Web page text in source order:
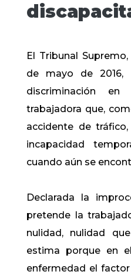
El Tribunal
de mayo de 2016,
discriminación
trabajadora que,
accidente de
incapacidad
cuando aún se
Declarada la
pretende la
nulidad, nulidad
estima porque en
enfermedad el